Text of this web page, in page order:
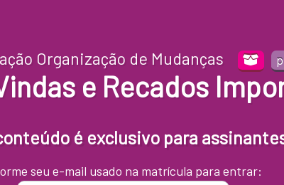
Organização de Mudanças
e Recados
é exclusivo para
seu e-mail usado na matrícula para entrar: